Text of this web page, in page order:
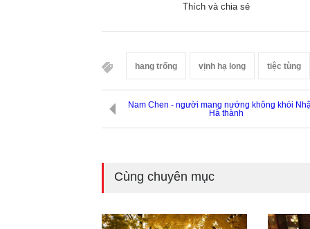
Thích và chia sẻ
hang trống vịnh hạ long tiệc tùng
Nam Chen - người mang nướng không khói
Hà thành
Cùng chuyên mục